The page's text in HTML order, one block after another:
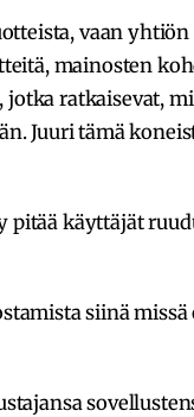
vaan yhtiön
mainosten
ratkaisevat,
Juuri tämä
käyttäjät
siinä missä